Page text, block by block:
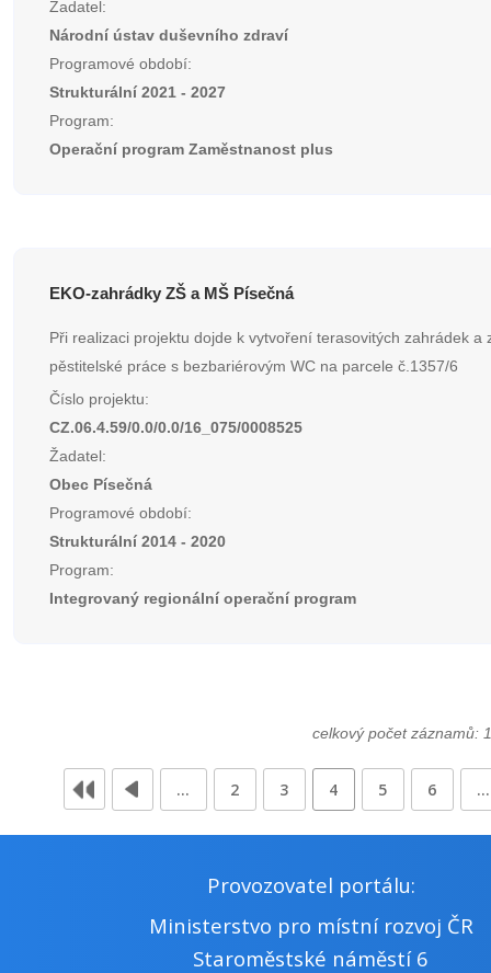
Žadatel:
Národní ústav duševního zdraví
Programové období:
Strukturální 2021 - 2027
Program:
Operační program Zaměstnanost plus
EKO-zahrádky ZŠ a MŠ Písečná
Při realizaci projektu dojde k vytvoření terasovitých zahrádek a
pěstitelské práce s bezbariérovým WC na parcele č.1357/6
Číslo projektu:
CZ.06.4.59/0.0/0.0/16_075/0008525
Žadatel:
Obec Písečná
Programové období:
Strukturální 2014 - 2020
Program:
Integrovaný regionální operační program
celkový počet záznamů:
… 2 3 4 5 6 …
Provozovatel portálu:
Ministerstvo pro místní rozvoj ČR
Staroměstské náměstí 6